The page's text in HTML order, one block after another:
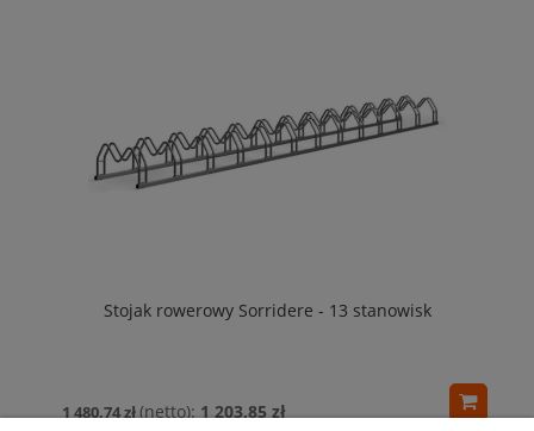
Stojak rowerowy Sorridere - 13 stanowisk
1 480,74 zł 1 203,85 zł